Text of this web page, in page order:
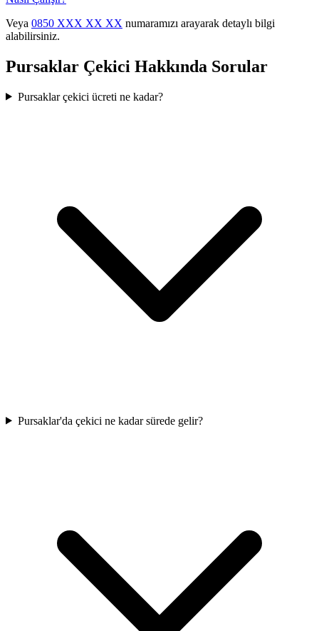
Veya 0850 XXX XX XX numaramızı arayarak detaylı bilgi
alabilirsiniz.
Pursaklar Çekici Hakkında Sorular
Pursaklar çekici ücreti ne kadar?
Pursaklar'da çekici ne kadar sürede gelir?